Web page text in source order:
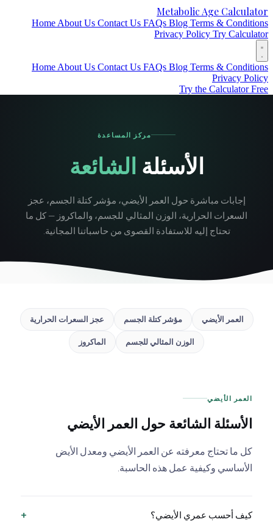
Metabolic Age
HomeAbout UsContact UsFAQsBlogTerms &
Privacy PolicyTry
HomeAbout UsContact UsFAQsBlogTerms &
Privacy
Try the Calculator
مركز المساعدة
الأسئلةالشائعة
إجابات مباشرة حول العمر الأيضي، مؤشر كتلة الجسم، عجز
السعرات الحرارية، الوزن المثالي للجسم، والماكروز — كل ما
تحتاج إليه للاستفادة القصوى من حاسباتنا المجانية.
العمر الأيضي مؤشر كتلة الجسم عجز السعرات الحرارية
الوزن المثالي للجسم الماكروز
العمر الأيضي
الأسئلة الشائعة حول العمر الأيضي
كل ما تحتاج معرفته عن العمر الأيضي ومعدل الأيض
الأساسي وكيفية عمل هذه الحاسبة.
كيف أحسب عمري الأيضي؟